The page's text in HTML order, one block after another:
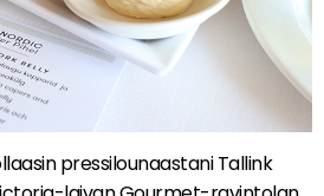
pressilounaastani Tallink